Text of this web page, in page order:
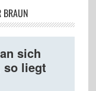
BRAUN
sich
so liegt